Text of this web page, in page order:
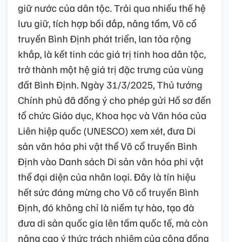
giữ nước của dân tộc. Trải qua nhiều thế hệ
lưu giữ, tích hợp bồi đắp, nâng tầm, Võ cổ
truyền Bình Định phát triển, lan tỏa rộng
khắp, là kết tinh các giá trị tinh hoa dân tộc,
trở thành một hệ giá trị đặc trưng của vùng
đất Bình Định. Ngày 31/3/2025, Thủ tướng
Chính phủ đã đồng ý cho phép gửi Hồ sơ đến
tổ chức Giáo dục, Khoa học và Văn hóa của
Liên hiệp quốc (UNESCO) xem xét, đưa Di
sản văn hóa phi vật thể Võ cổ truyền Bình
Định vào Danh sách Di sản văn hóa phi vật
thể đại diện của nhân loại. Đây là tín hiệu
hết sức đáng mừng cho Võ cổ truyền Bình
Định, đó không chỉ là niềm tự hào, tạo đà
đưa di sản quốc gia lên tầm quốc tế, mà còn
nâng cao ý thức trách nhiệm của cộng đồng